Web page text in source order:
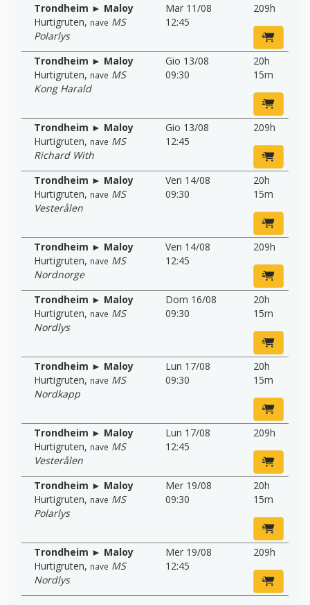
Trondheim ► Maloy
Hurtigruten, nave MS
Polarlys
Mar 11/08
12:45
209h
Trondheim ► Maloy
Hurtigruten, nave MS
Kong Harald
Gio 13/08
09:30
20h
15m
Trondheim ► Maloy
Hurtigruten, nave MS
Richard With
Gio 13/08
12:45
209h
Trondheim ► Maloy
Hurtigruten, nave MS
Vesterålen
Ven 14/08
09:30
20h
15m
Trondheim ► Maloy
Hurtigruten, nave MS
Nordnorge
Ven 14/08
12:45
209h
Trondheim ► Maloy
Hurtigruten, nave MS
Nordlys
Dom 16/08
09:30
20h
15m
Trondheim ► Maloy
Hurtigruten, nave MS
Nordkapp
Lun 17/08
09:30
20h
15m
Trondheim ► Maloy
Hurtigruten, nave MS
Vesterålen
Lun 17/08
12:45
209h
Trondheim ► Maloy
Hurtigruten, nave MS
Polarlys
Mer 19/08
09:30
20h
15m
Trondheim ► Maloy
Hurtigruten, nave MS
Nordlys
Mer 19/08
12:45
209h